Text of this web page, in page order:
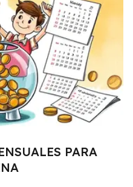
PARA